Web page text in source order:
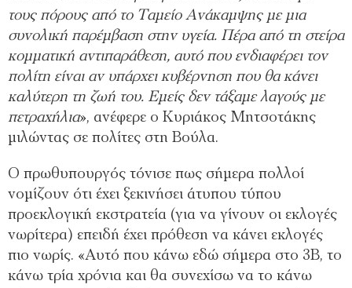
τους πόρους από το Ταμείο Ανάκαμψης με μια
συνολική παρέμβαση στην υγεία. Πέρα από τη στείρα
κομματική αντιπαράθεση, αυτό που ενδιαφέρει τον
πολίτη είναι αν υπάρχει κυβέρνηση που θα κάνει
καλύτερη τη ζωή του. Εμείς δεν τάξαμε λαγούς με
πετραχήλια», ανέφερε ο Κυριάκος Μητσοτάκης
μιλώντας σε πολίτες στη Βούλα.
Ο πρωθυπουργός τόνισε πως σήμερα πολλοί
νομίζουν ότι έχει ξεκινήσει άτυπου τύπου
προεκλογική εκστρατεία (για να γίνουν οι εκλογές
νωρίτερα) επειδή έχει πρόθεση να κάνει εκλογές
πιο νωρίς. «Αυτό που κάνω εδώ σήμερα στο 3Β, το
κάνω τρία χρόνια και θα συνεχίσω να το κάνω